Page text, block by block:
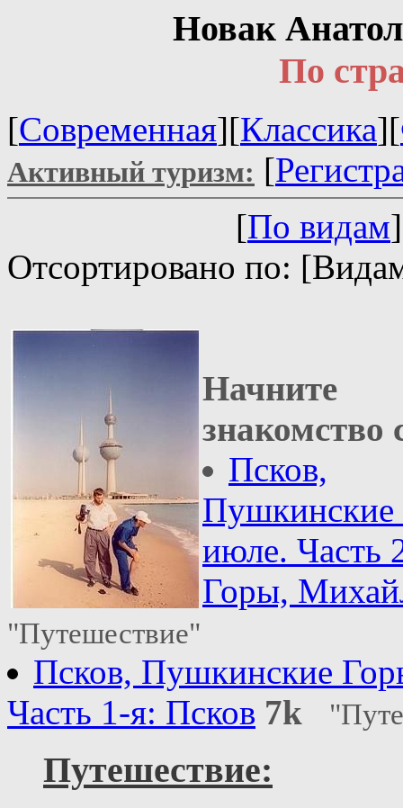
Новак
По
[Современная][Классика][
Активный туризм: [
[По видам
Отсортировано по:
Начните
знакомство
Псков,
Пушкинские
июле. Часть
Горы,
"Путешествие"
Псков, Пушкинские
Часть 1-я: Псков 7k
Путешествие: